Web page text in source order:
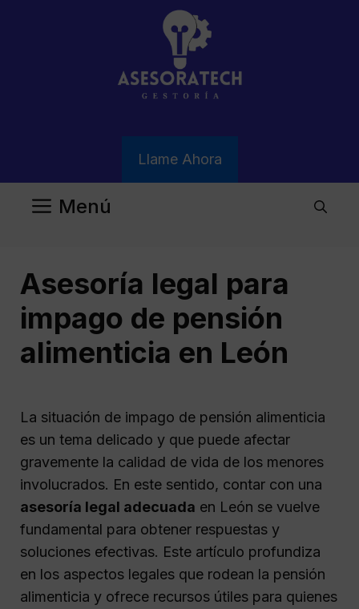
Llame Ahora
Menú
Asesoría legal para
impago de pensión
alimenticia en León
La situación de impago de pensión alimenticia
es un tema delicado y que puede afectar
gravemente la calidad de vida de los menores
involucrados. En este sentido, contar con una
asesoría legal adecuada en León se vuelve
fundamental para obtener respuestas y
soluciones efectivas. Este artículo profundiza
en los aspectos legales que rodean la pensión
alimenticia y ofrece recursos útiles para quienes